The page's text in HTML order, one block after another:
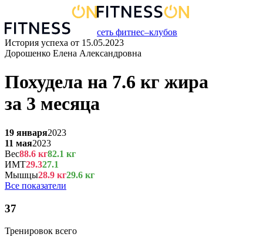
сеть фитнес–клубов
История успеха от 15.05.2023
Дорошенко Елена Александровна
Похудела на 7.6 кг жира
за 3 месяца
19 января2023
11 мая2023
Вес88.6 кг82.1 кг
ИМТ29.327.1
Мышцы28.9 кг29.6 кг
Все показатели
37
Тренировок всего